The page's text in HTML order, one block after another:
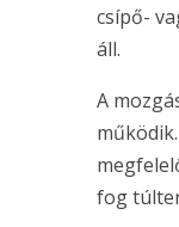
csípő-
áll.
A
fog